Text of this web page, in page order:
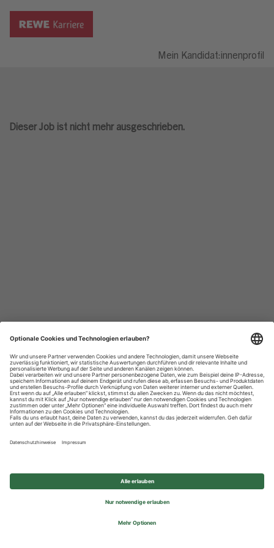
Mein Kandidat:innenprofil
Dieser Job ist nicht mehr ausgeschrieben.
Datenschutzhinweise
Impressum
Privatsphäre-Einstellungen
© 2026 REWE Group - All rights reserved